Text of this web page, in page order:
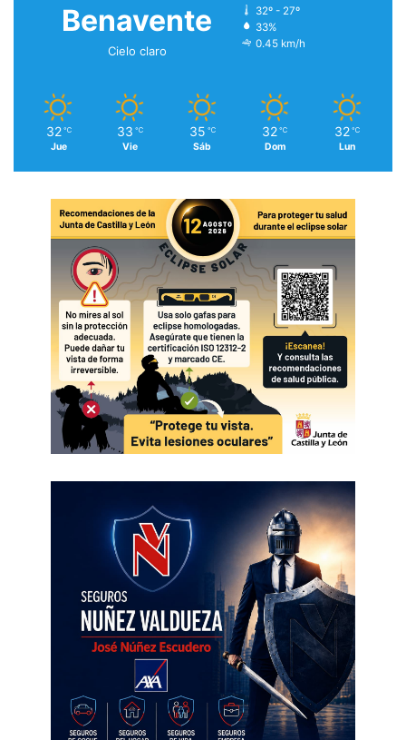
Benavente
Cielo claro
32º - 27º
33%
0.45 km/h
32 ℃
Jue
33 ℃
Vie
35 ℃
Sáb
32 ℃
Dom
32 ℃
Lun